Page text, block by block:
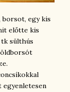
egy kis
előtte kis
tk sülthús
egyenletesen